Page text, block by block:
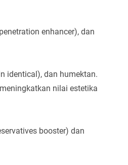
enhancer), dan
identical), dan humektan.
nilai estetika
booster) dan